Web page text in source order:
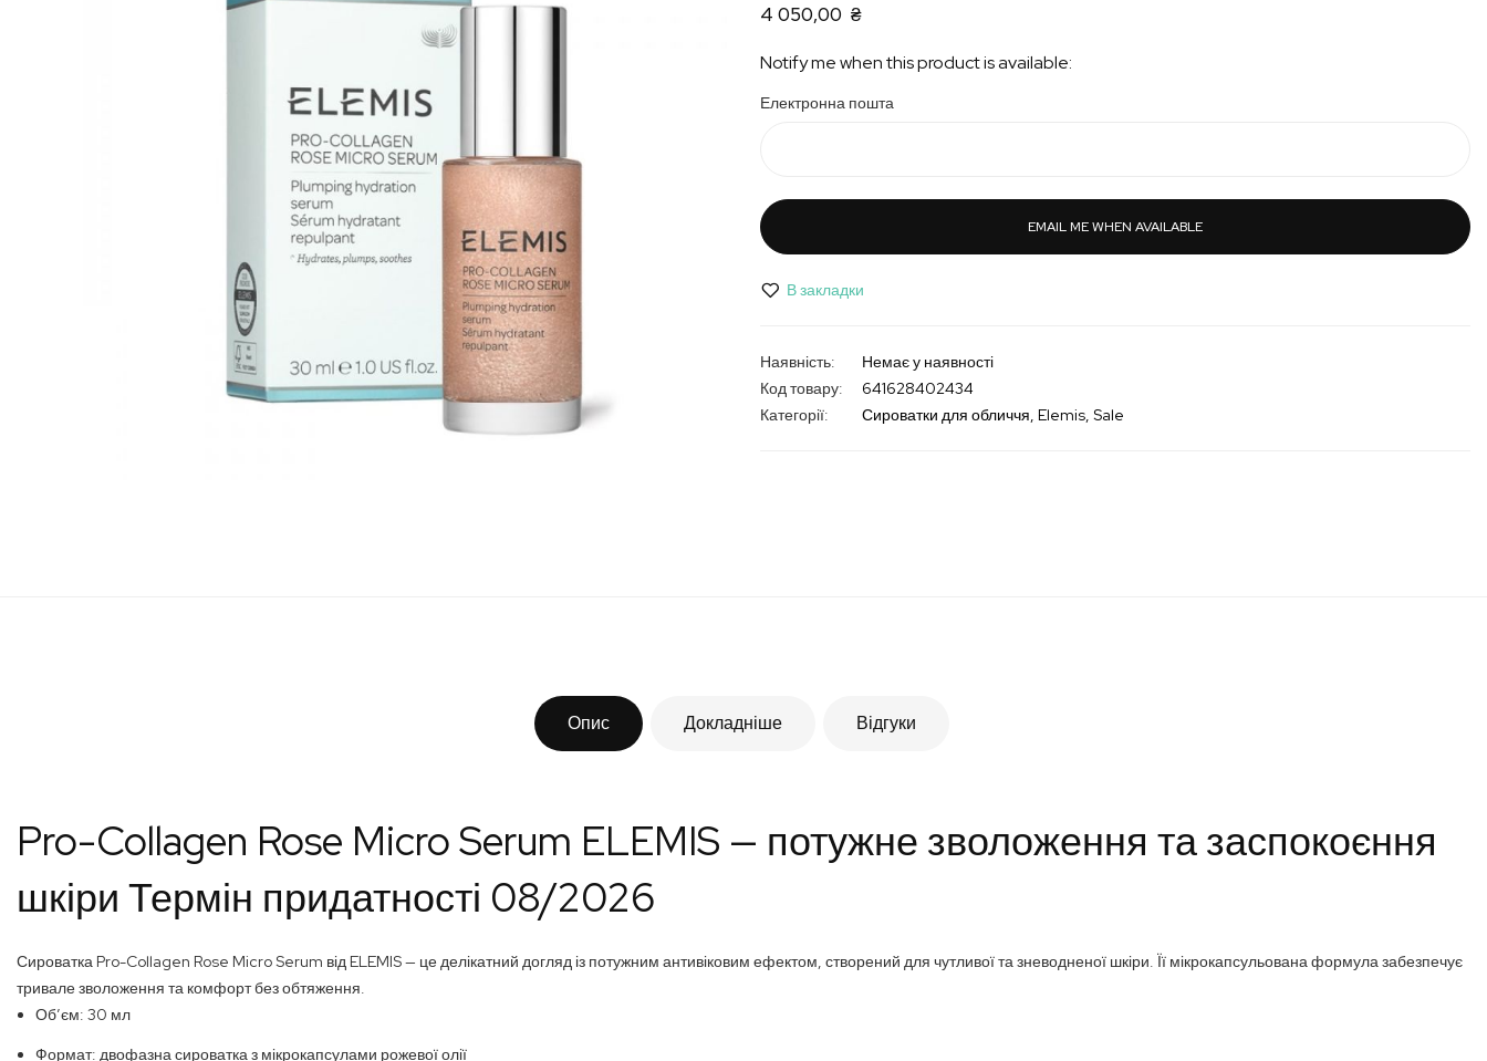
4 050,00 ₴
Notify me when this product is available:
Електронна пошта
EMAIL ME WHEN AVAILABLE
В закладки
Немає у наявності
Код товару
641628402434
Категорії:
Сироватки для обличчя Elemis Sale
Опис
Pro-Collagen Rose Micro Serum ELEMIS — потужне зволоження та заспокоєння
шкіри Термін придатності 08/2026
Сироватка Pro-Collagen Rose Micro Serum від ELEMIS — це делікатний догляд із потужним антивіковим ефектом, створений для чутливої та зневодненої шкіри. Її мікрокапсульована формула забезпечує
тривале зволоження та комфорт без обтяження.
Обʼєм: 30 мл
Формат: двофазна сироватка з мікрокапсулами рожевої олії
Докладніше Відгуки